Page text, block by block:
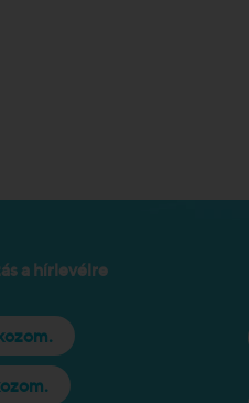
a hírlevélre